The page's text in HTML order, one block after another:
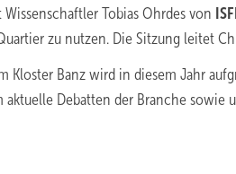
Tobias Ohrdes von
zu nutzen. Die Sitzung leitet
Kloster Banz wird in diesem Jahr
aktuelle Debatten der Branche